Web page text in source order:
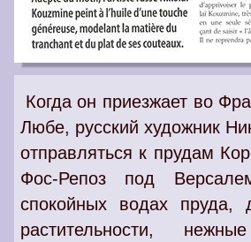
Когда он приезжает во
Любе, русский художник
отправляться к прудам
Фос-Репоз под
спокойных водах пруда,
растительности,